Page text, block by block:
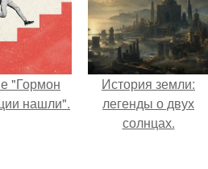
"Гормон
нашли".
История земли:
легенды о двух
солнцах.